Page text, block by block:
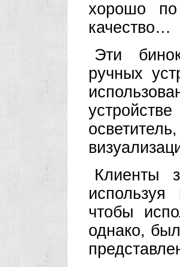
хорошо
качество…
Эти
ручных
Клиенты
используя
чтобы
однако,